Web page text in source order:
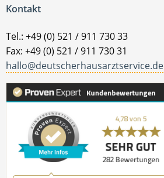
Kontakt
Tel.: +49 (0) 521 / 911 730 33
Fax: +49 (0) 521 / 911 730 31
hallo@deutscherhausarztservice.de